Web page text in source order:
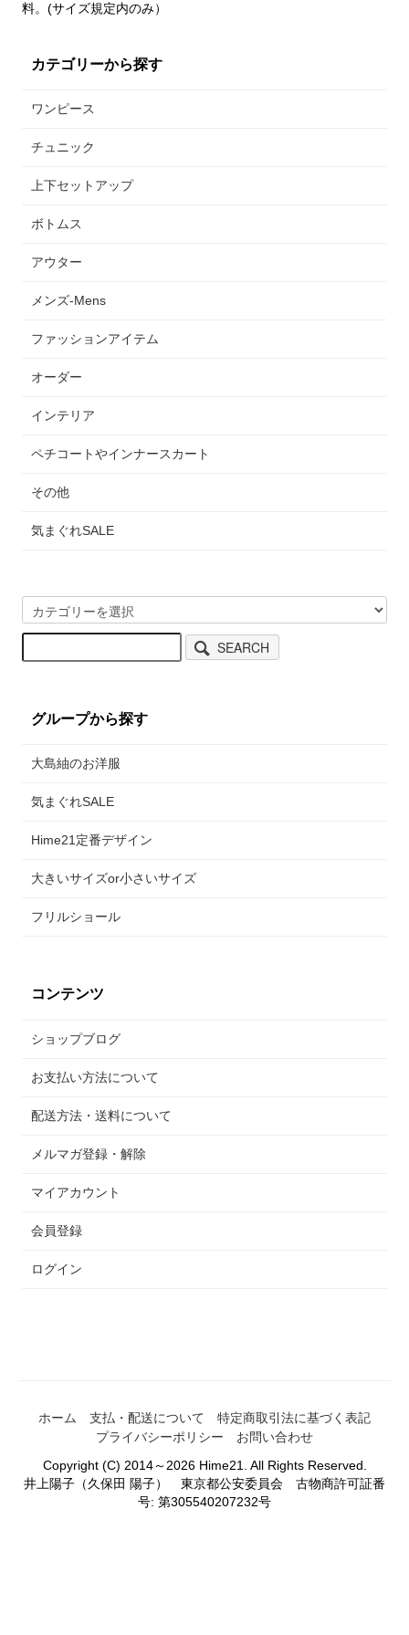
料。(サイズ規定内のみ）
カテゴリーから探す
ワンピース
チュニック
上下セットアップ
ボトムス
アウター
メンズ-Mens
ファッションアイテム
オーダー
インテリア
ペチコートやインナースカート
その他
気まぐれSALE
SEARCH
グループから探す
大島紬のお洋服
気まぐれSALE
Hime21定番デザイン
大きいサイズor小さいサイズ
フリルショール
コンテンツ
ショップブログ
お支払い方法について
配送方法・送料について
メルマガ登録・解除
マイアカウント
会員登録
ログイン
ホーム 支払・配送について
特定商取引法に基づく表記
プライバシーポリシー
お問い合わせ
Copyright (C) 2014～2026 Hime21. All Rights Reserved.
井上陽子（久保田 陽子） 東京都公安委員会 古物商許可証番
号: 第305540207232号